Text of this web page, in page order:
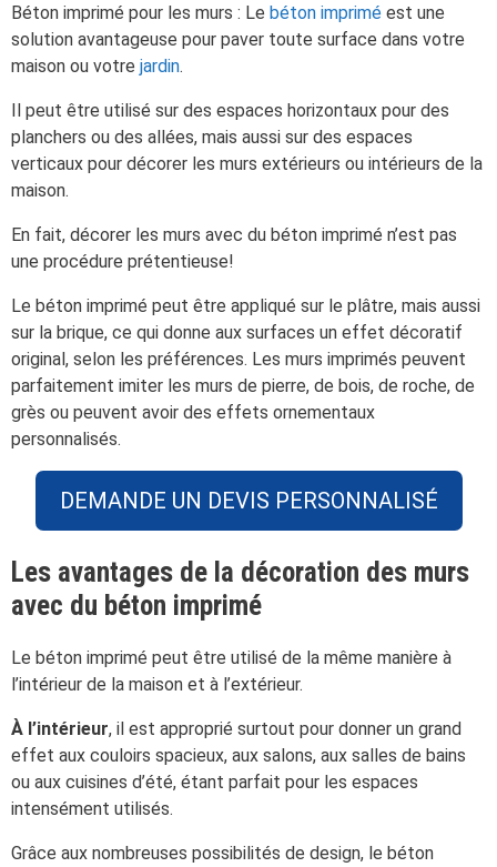
Béton imprimé pour les murs : Le béton imprimé est une
solution avantageuse pour paver toute surface dans votre
maison ou votre jardin.
Il peut être utilisé sur des espaces horizontaux pour des
planchers ou des allées, mais aussi sur des espaces
verticaux pour décorer les murs extérieurs ou intérieurs de la
maison.
En fait, décorer les murs avec du béton imprimé n’est pas
une procédure prétentieuse!
Le béton imprimé peut être appliqué sur le plâtre, mais aussi
sur la brique, ce qui donne aux surfaces un effet décoratif
original, selon les préférences. Les murs imprimés peuvent
parfaitement imiter les murs de pierre, de bois, de roche, de
grès ou peuvent avoir des effets ornementaux
personnalisés.
DEMANDE UN DEVIS PERSONNALISÉ
Les avantages de la décoration des murs
avec du béton imprimé
Le béton imprimé peut être utilisé de la même manière à
l’intérieur de la maison et à l’extérieur.
À l’intérieur, il est approprié surtout pour donner un grand
effet aux couloirs spacieux, aux salons, aux salles de bains
ou aux cuisines d’été, étant parfait pour les espaces
intensément utilisés.
Grâce aux nombreuses possibilités de design, le béton